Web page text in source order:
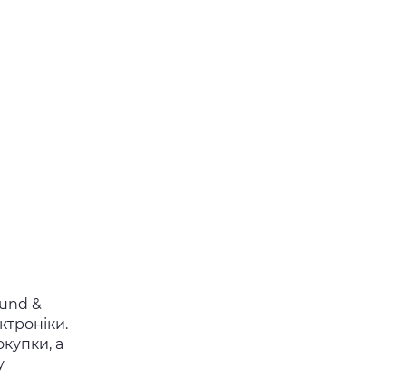
&
а